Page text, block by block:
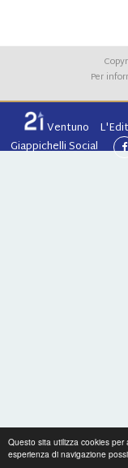
Questo sita utilizza cookies per
esperienza di navigazione
Per
Ventuno
Giappichelli Social